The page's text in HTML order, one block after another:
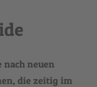
nach neuen
die zeitig im